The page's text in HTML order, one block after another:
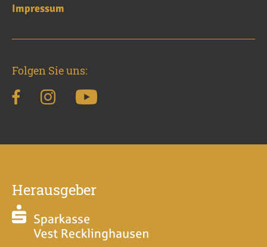
Impressum
Folgen Sie uns:
Herausgeber